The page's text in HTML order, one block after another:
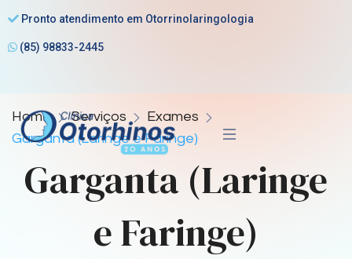
Pronto atendimento em Otorrinolaringologia
(85) 98833-2445
Home Serviços
Exames
Garganta (Laringe e Faringe)
Garganta (Laringe
e Faringe)